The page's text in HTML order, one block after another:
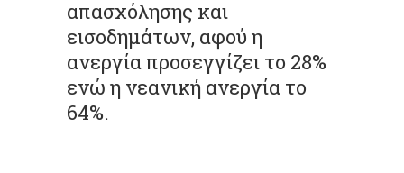
απασχόλησης και
εισοδημάτων, αφού η
ανεργία προσεγγίζει το 28%
ενώ η νεανική ανεργία το
64%.